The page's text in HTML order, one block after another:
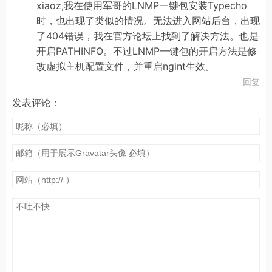
xiaoz,我在使用军哥的LNMP一键包安装Typecho
时，也出现了类似的情况。无法进入网站后台，出现
了404错误，我在官方论坛上找到了解决方法。也是
开启PATHINFO。不过LNMP一键包的开启方法是修
改虚拟主机配置文件，并重启ngint生效。
回复
发表评论：